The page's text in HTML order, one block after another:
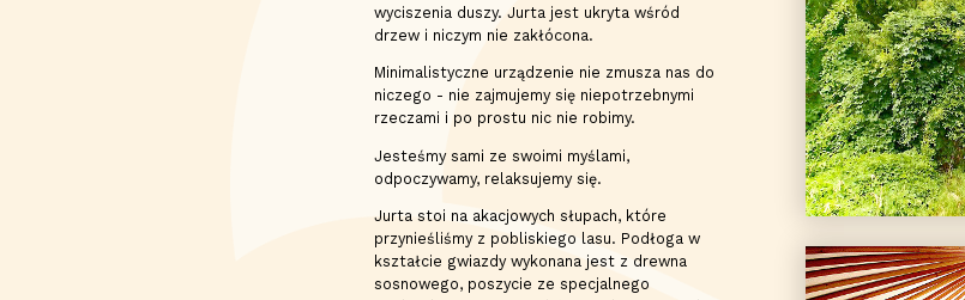
wyciszenia duszy. Jurta jest ukryta wśród
drzew i niczym nie zakłócona.
Minimalistyczne urządzenie nie zmusza nas do
niczego - nie zajmujemy się niepotrzebnymi
rzeczami i po prostu nic nie robimy.
Jesteśmy sami ze swoimi myślami,
odpoczywamy, relaksujemy się.
Jurta stoi na akacjowych słupach, które
przynieśliśmy z pobliskiego lasu. Podłoga w
kształcie gwiazdy wykonana jest z drewna
sosnowego, poszycie ze specjalnego